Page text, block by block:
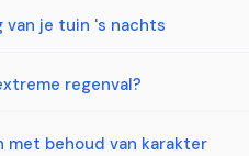
je tuin 's nachts
regenval?
met behoud van karakter